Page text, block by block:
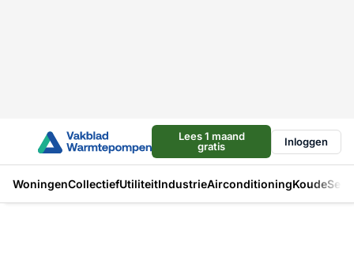
Lees 1 maand
gratis
Inloggen
WoningenCollectiefUtiliteitIndustrieAirconditioningKoude